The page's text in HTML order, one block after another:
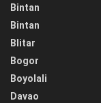
Bintan
Bintan
Blitar
Bogor
Boyolali
Davao